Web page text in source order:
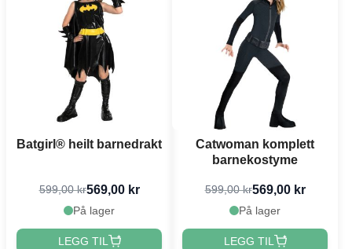
Batgirl® heilt barnedrakt
599,00 kr569,00 kr
På lager
LEGG TIL
Catwoman komplett
barnekostyme
599,00 kr569,00 kr
På lager
LEGG TIL